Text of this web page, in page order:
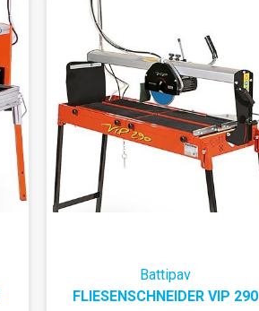
Battipav
FLIESENSCHNEIDER VIP 290